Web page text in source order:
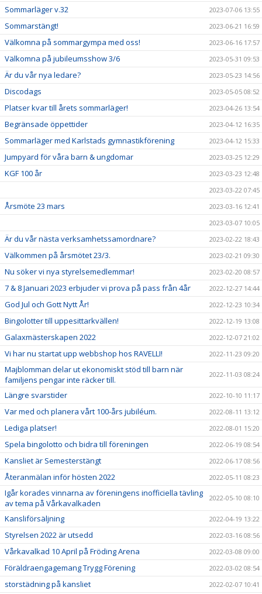
Sommarläger v.32 2023-07-06 13:55
Sommarstängt! 2023-06-21 16:59
Välkomna på sommargympa med oss! 2023-06-16 17:57
Välkomna på jubileumsshow 3/6 2023-05-31 09:53
Är du vår nya ledare? 2023-05-23 14:56
Discodags 2023-05-05 08:52
Platser kvar till årets sommarläger! 2023-04-26 13:54
Begränsade öppettider 2023-04-12 16:35
Sommarläger med Karlstads gymnastikförening 2023-04-12 15:33
Jumpyard för våra barn & ungdomar 2023-03-25 12:29
KGF 100 år
2023-03-23 12:48
2023-03-22 07:45
Årsmöte 23 mars
2023-03-16 12:41
2023-03-07 10:05
Är du vår nästa verksamhetssamordnare? 2023-02-22 18:43
Välkommen på årsmötet 23/3. 2023-02-21 09:30
Nu söker vi nya styrelsemedlemmar! 2023-02-20 08:57
7 & 8 Januari 2023 erbjuder vi prova på pass från 4år 2022-12-27 14:44
God Jul och Gott Nytt År! 2022-12-23 10:34
Bingolotter till uppesittarkvällen! 2022-12-19 13:08
Galaxmästerskapen 2022 2022-12-07 21:02
Vi har nu startat upp webbshop hos RAVELLI! 2022-11-23 09:20
Majblomman delar ut ekonomiskt stöd till barn när
familjens pengar inte räcker till.
2022-11-03 08:24
Längre svarstider 2022-10-10 11:17
Var med och planera vårt 100-års jubiléum. 2022-08-11 13:12
Lediga platser! 2022-08-01 15:20
Spela bingolotto och bidra till föreningen 2022-06-19 08:54
Kansliet är Semesterstängt 2022-06-17 08:56
Återanmälan inför hösten 2022 2022-05-11 08:23
Igår korades vinnarna av föreningens inofficiella tävling
av tema på Vårkavalkaden
2022-05-10 08:10
Kansliförsäljning 2022-04-19 13:22
Styrelsen 2022 är utsedd 2022-03-16 08:56
Vårkavalkad 10 April på Fröding Arena 2022-03-08 09:00
Föräldraengagemang Trygg Förening 2022-03-02 08:54
storstädning på kansliet 2022-02-07 10:41